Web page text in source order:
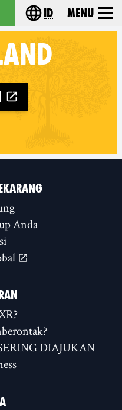
Choose your
id Menu
Anda
DIAJUKAN